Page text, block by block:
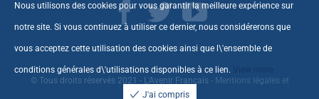
© Tous droits réservés 2021 - L'Avenir Français - Mentions légales et
Nous utilisons des cookies pour vous garantir la meilleure expérience sur
notre site. Si vous continuez à utiliser ce dernier, nous considérerons que
vous acceptez cette utilisation des cookies ainsi que l\'ensemble de
conditions générales d\'utilisations disponibles à ce lien.
J'ai compris